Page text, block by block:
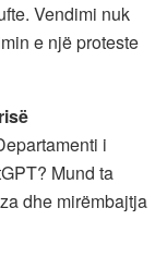
Vendimi nuk
e një proteste
i
Mund ta
dhe mirëmbajtja